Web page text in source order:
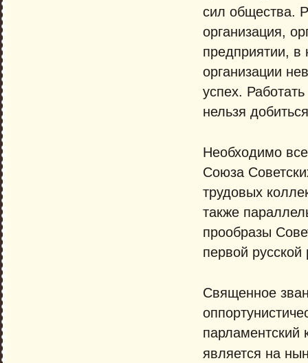
сил общества.
организация,
предприятии, в
организации
успех.
нельзя
Необходимо
Союза
трудовых
также
прообразы
первой
Священное
парламентский
является на